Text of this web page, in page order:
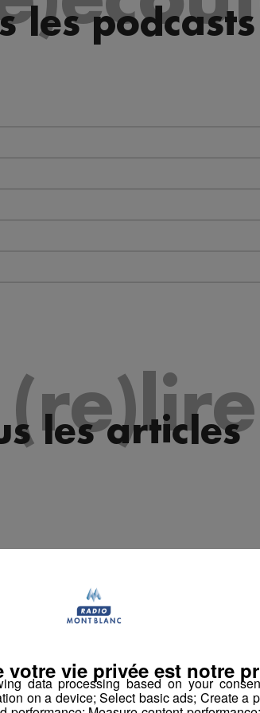
les podcasts
les articles
data processing based on your
on a device; Select basic ads; Create a
votre vie privée est notre